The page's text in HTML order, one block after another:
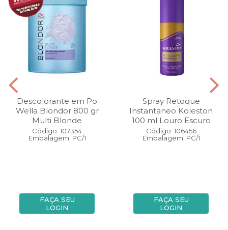
Descolorante em Po
Wella Blondor 800 gr
Multi Blonde
Código: 107354
Embalagem: PC/1
FAÇA SEU
LOGIN
Spray Retoque
Instantaneo Koleston
100 ml Louro Escuro
Código: 106456
Embalagem: PC/1
FAÇA SEU
LOGIN